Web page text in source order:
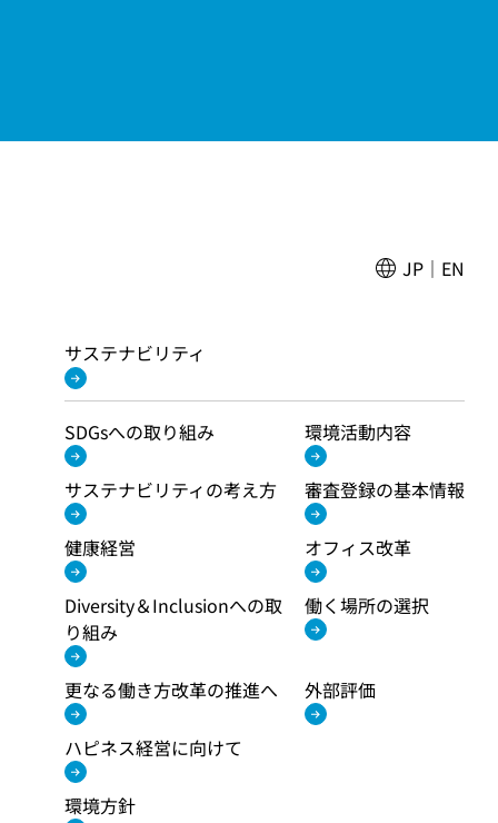
JP EN
サステナビリティ
SDGsへの取り組み
サステナビリティの考え方
健康経営
Diversity＆Inclusionへの取
り組み
更なる働き方改革の推進へ
ハピネス経営に向けて
環境方針
環境活動内容
審査登録の基本情報
オフィス改革
働く場所の選択
外部評価